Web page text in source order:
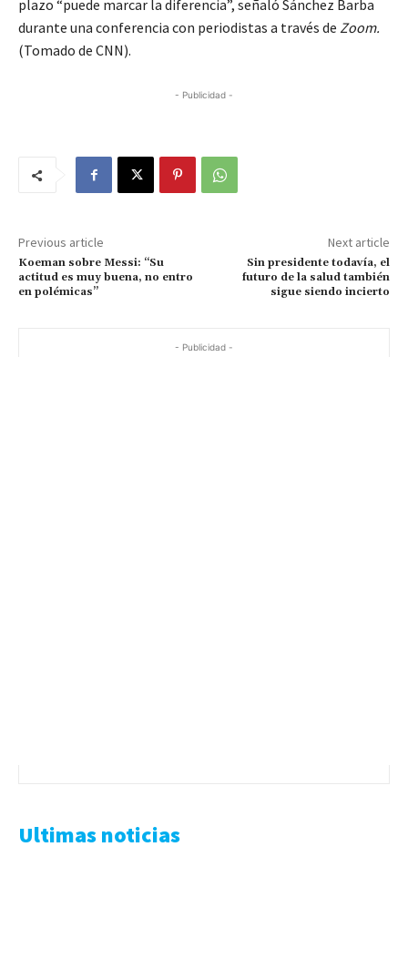
plazo “puede marcar la diferencia”, señaló Sánchez Barba
durante una conferencia con periodistas a través de Zoom.
(Tomado de CNN).
- Publicidad -
Previous article
Koeman sobre Messi: “Su
actitud es muy buena, no entro
en polémicas”
Next article
Sin presidente todavía, el
futuro de la salud también
sigue siendo incierto
- Publicidad -
Ultimas noticias